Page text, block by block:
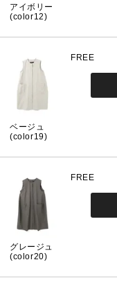
アイボリー
(color12)
ベージュ
(color19)
FREE
グレージュ
(color20)
FREE